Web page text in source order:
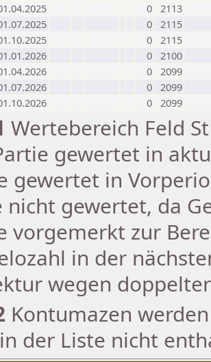
0 2113
0 2115
0 2115
0 2100
0 2099
0 2099
0 2099
Wertebereich Feld
gewertet in
gewertet in
nicht gewertet, da
vorgemerkt zur
in der
wegen
Kontumazen
der Liste nicht